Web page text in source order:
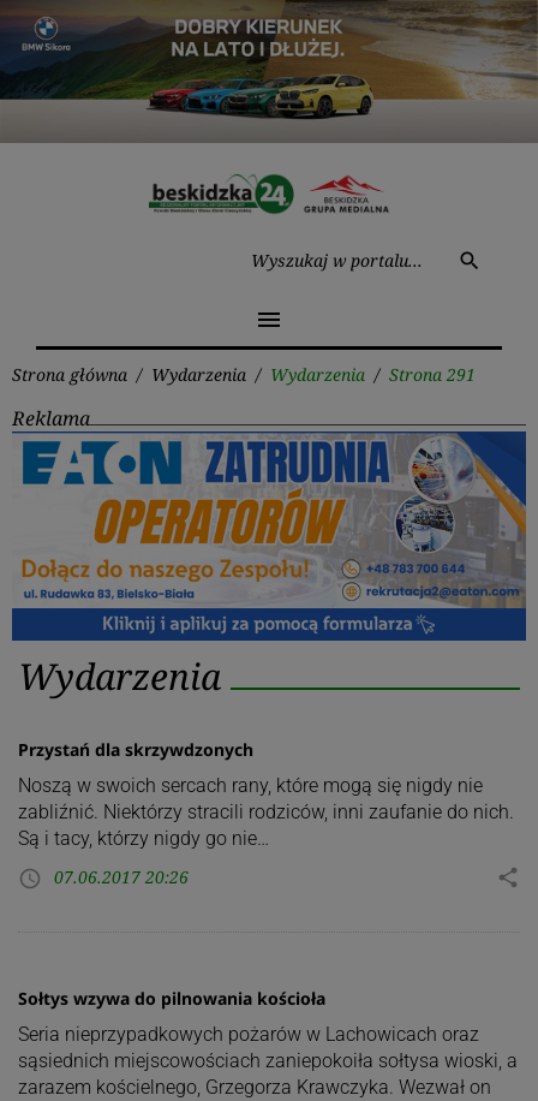
Przejdź
treści
search
menu
Strona główna / Wydarzenia / Wydarzenia / Strona 291
Reklama
Wydarzenia
Wydarzenia
Przystań dla skrzywdzonych
Noszą w swoich sercach rany, które mogą się nigdy nie
zabliźnić. Niektórzy stracili rodziców, inni zaufanie do nich.
Są i tacy, którzy nigdy go nie…
access_time 07.06.2017 20:26 share
Sołtys wzywa do pilnowania kościoła
Seria nieprzypadkowych pożarów w Lachowicach oraz
sąsiednich miejscowościach zaniepokoiła sołtysa wioski, a
zarazem kościelnego, Grzegorza Krawczyka. Wezwał on